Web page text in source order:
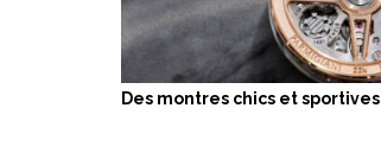
Des montres chics et sportives